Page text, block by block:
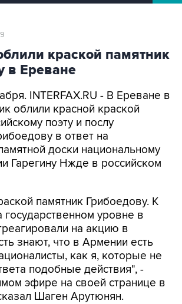
краской памятник
в Ереване
INTERFAX.RU - В Ереване в
облили красной краской
поэту и послу
в ответ на
доски национальному
Гарегину Нжде в российском
памятник Грибоедову. К
уровне в
на акцию в
знают, что в Армении есть
как я, которые не
подобные действия", -
эфире на своей странице в
Шаген Арутюнян.